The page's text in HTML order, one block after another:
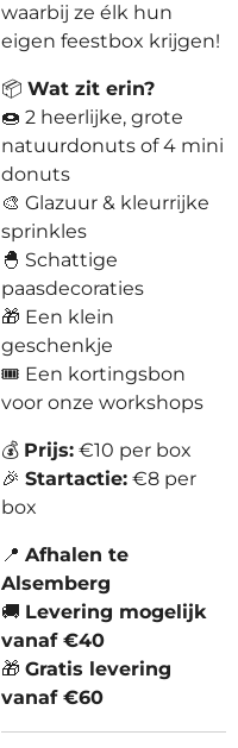
waarbij ze élk hun
eigen feestbox krijgen!
📦 Wat zit erin?
🍩 2 heerlijke, grote
natuurdonuts of 4 mini
donuts
🎨 Glazuur & kleurrijke
sprinkles
🐣 Schattige
paasdecoraties
🎁 Een klein
geschenkje
🎟️ Een kortingsbon
voor onze workshops
💰 Prijs: €10 per box
🎉 Startactie: €8 per
box
📍 Afhalen te
Alsemberg
🚚 Levering mogelijk
vanaf €40
🎁 Gratis levering
vanaf €60